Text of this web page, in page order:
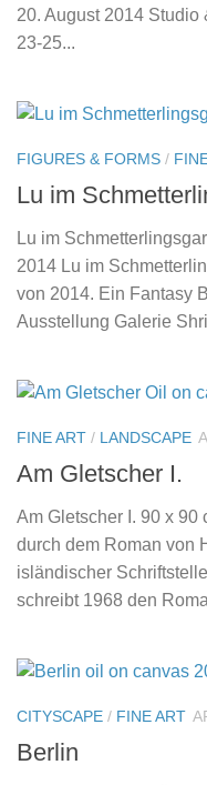
20. August 2014
23-25...
FIGURES & FORMS /
Lu im
Lu im
2014 Lu im
von 2014. Ein Fantasy
Ausstellung Galerie
FINE ART / LANDSCAPE
Am Gletscher I.
Am Gletscher I. 90 x 90
durch dem Roman von
isländischer
schreibt 1968 den
CITYSCAPE / FINE ART
Berlin